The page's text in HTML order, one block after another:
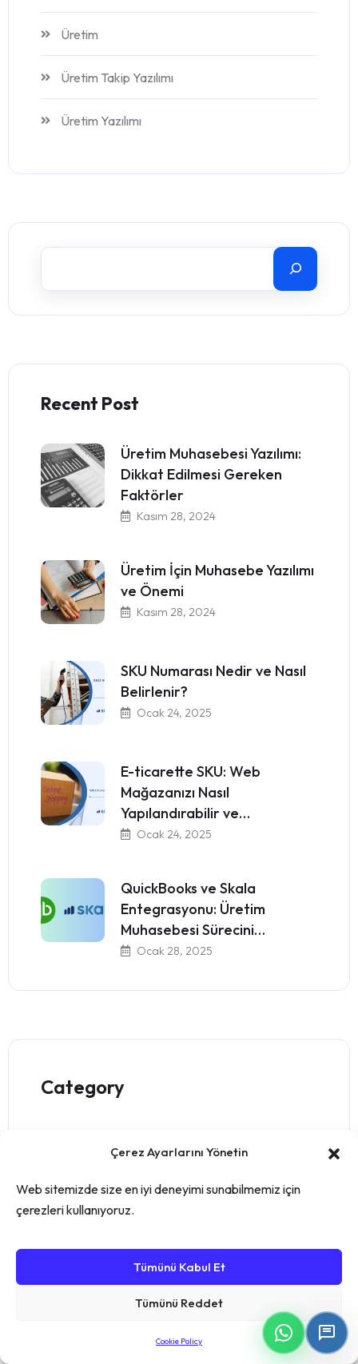
Çerez Ayarlarını Yönetin
Web sitemizde size en iyi deneyimi sunabilmemiz için
çerezleri kullanıyoruz.
Tümünü Kabul Et
Tümünü Reddet
Cookie Policy
Üretim
Üretim Takip Yazılımı
Üretim Yazılımı
Recent Post
Üretim Muhasebesi Yazılımı:
Dikkat Edilmesi Gereken
Faktörler
Kasım 28, 2024
Üretim İçin Muhasebe Yazılımı
ve Önemi
Kasım 28, 2024
SKU Numarası Nedir ve Nasıl
Belirlenir?
Ocak 24, 2025
E-ticarette SKU: Web
Mağazanızı Nasıl
Yapılandırabilir ve…
Ocak 24, 2025
QuickBooks ve Skala
Entegrasyonu: Üretim
Muhasebesi Sürecini…
Ocak 28, 2025
Category
Depo Yönetimi